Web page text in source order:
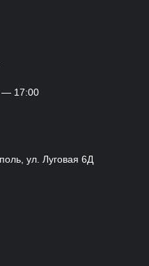
— 17:00
ул. Луговая 6Д